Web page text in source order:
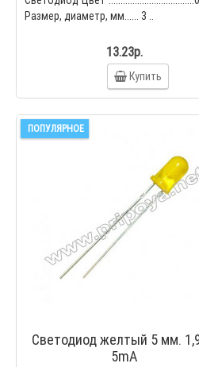
Размер, диаметр, мм...... 3 ..
13.23р.
Купить
ПОПУЛЯРНОЕ
Светодиод желтый 5 мм.
5mA